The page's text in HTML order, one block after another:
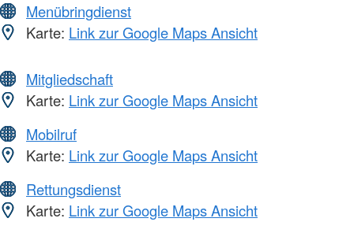
Menübringdienst
Karte: Link zur Google Maps Ansicht
Mitgliedschaft
Karte: Link zur Google Maps Ansicht
Mobilruf
Karte: Link zur Google Maps Ansicht
Rettungsdienst
Karte: Link zur Google Maps Ansicht